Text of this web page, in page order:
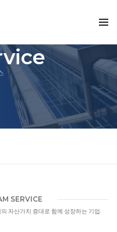
SERVICE
자산가치 증대로 함께 성장하는 기업.